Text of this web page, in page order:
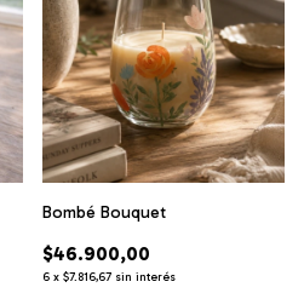
Bombé Bouquet
$46.900,00
6 x $7.816,67 sin interés